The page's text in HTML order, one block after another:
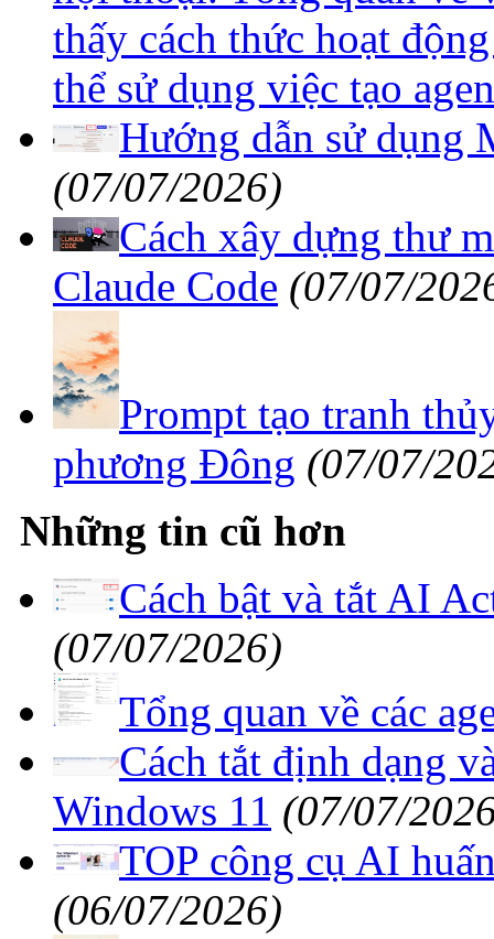
thấy cách thức hoạt
thể sử dụng việc tạo
Hướng dẫn sử dụng
(07/07/2026)
Cách xây dựng thư
Claude Code (07/07/
Prompt tạo tranh
phương Đông (07/07/
Những tin cũ hơn
Cách bật và tắt AI
(07/07/2026)
Tổng quan về các
Cách tắt định dạng
Windows 11 (07/07/
TOP công cụ AI
(06/07/2026)